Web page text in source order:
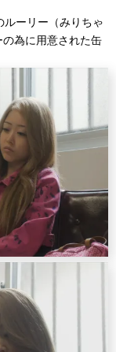
ーリー（みりちゃ
為に用意された缶